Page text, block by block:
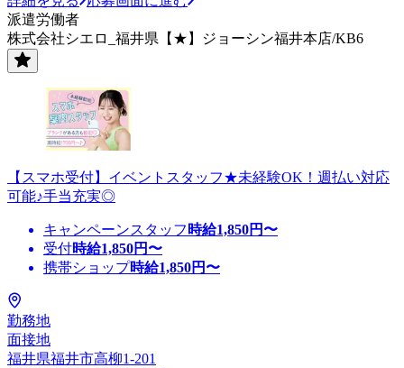
派遣労働者
株式会社シエロ_福井県【★】ジョーシン福井本店/KB6
【スマホ受付】イベントスタッフ★未経験OK！週払い対応
可能♪手当充実◎
キャンペーンスタッフ 時給1,850円〜
受付時給1,850円〜
携帯ショップ時給1,850円〜
勤務地
面接地
福井県福井市高柳1-201